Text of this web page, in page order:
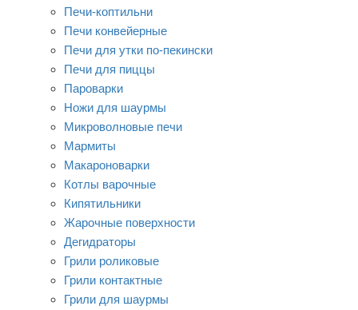
Печи-коптильни
Печи конвейерные
Печи для утки по-пекински
Печи для пиццы
Пароварки
Ножи для шаурмы
Микроволновые печи
Мармиты
Макароноварки
Котлы варочные
Кипятильники
Жарочные поверхности
Дегидраторы
Грили роликовые
Грили контактные
Грили для шаурмы